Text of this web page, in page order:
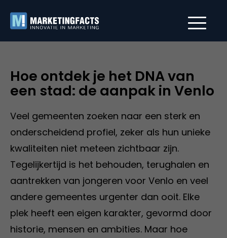
Hoe ontdek je het DNA van
een stad: de aanpak in Venlo
Veel gemeenten zoeken naar een sterk en
onderscheidend profiel, zeker als hun unieke
kwaliteiten niet meteen zichtbaar zijn.
Tegelijkertijd is het behouden, terughalen en
aantrekken van jongeren voor Venlo en veel
andere gemeentes urgenter dan ooit. Elke
plek heeft een eigen karakter, gevormd door
historie, mensen en ambities. Maar hoe